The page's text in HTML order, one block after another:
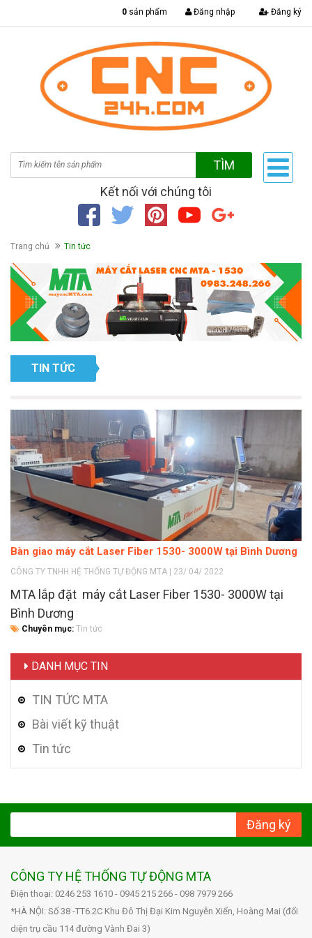
0 sản phẩm Đăng nhập Đăng ký
TÌM
Kết nối với chúng tôi
Trang chủ Tin tức
TIN TỨC
Bàn giao máy cắt Laser Fiber 1530- 3000W tại Bình Dương
CÔNG TY TNHH HỆ THỐNG TỰ ĐỘNG MTA | 23/ 04/ 2022
MTA lắp đặt máy cắt Laser Fiber 1530- 3000W tại
Bình Dương
Chuyên mục: Tin tức
DANH MỤC TIN
TIN TỨC MTA
Bài viết kỹ thuật
Tin tức
Đăng ký
CÔNG TY HỆ THỐNG TỰ ĐỘNG MTA
Điện thoại: 0246 253 1610 - 0945 215 266 - 098 7979 266
*HÀ NỘI: Số 38 -TT6.2C Khu Đô Thị Đại Kim Nguyễn Xiển, Hoàng Mai (đối
diện trụ cầu 114 đường Vành Đai 3)